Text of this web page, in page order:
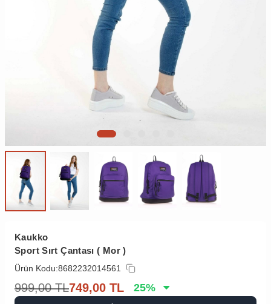
Kaukko
Sport Sırt Çantası ( Mor )
Ürün Kodu:8682232014561
999,00 TL749,00 TL 25%